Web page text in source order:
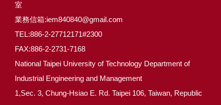
室
業務信箱:iem840840@gmail.com
TEL:886-2-27712171#2300
FAX:886-2-2731-7168
National Taipei University of Technology Department of
Industrial Engineering and Management
1,Sec. 3, Chung-Hsiao E. Rd. Taipei 106, Taiwan, Republic